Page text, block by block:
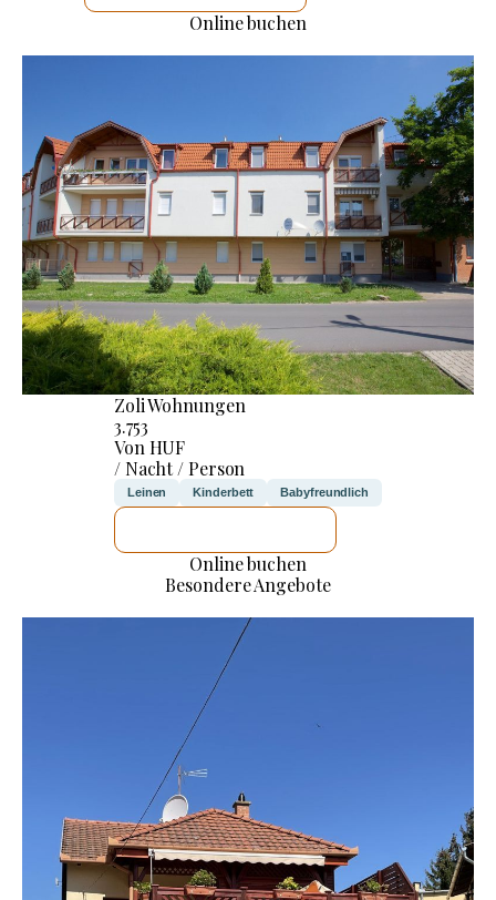
Online buchen
Zoli Wohnungen
3.753
Von HUF
/ Nacht / Person
Leinen Kinderbett Babyfreundlich
Online buchen
Besondere Angebote